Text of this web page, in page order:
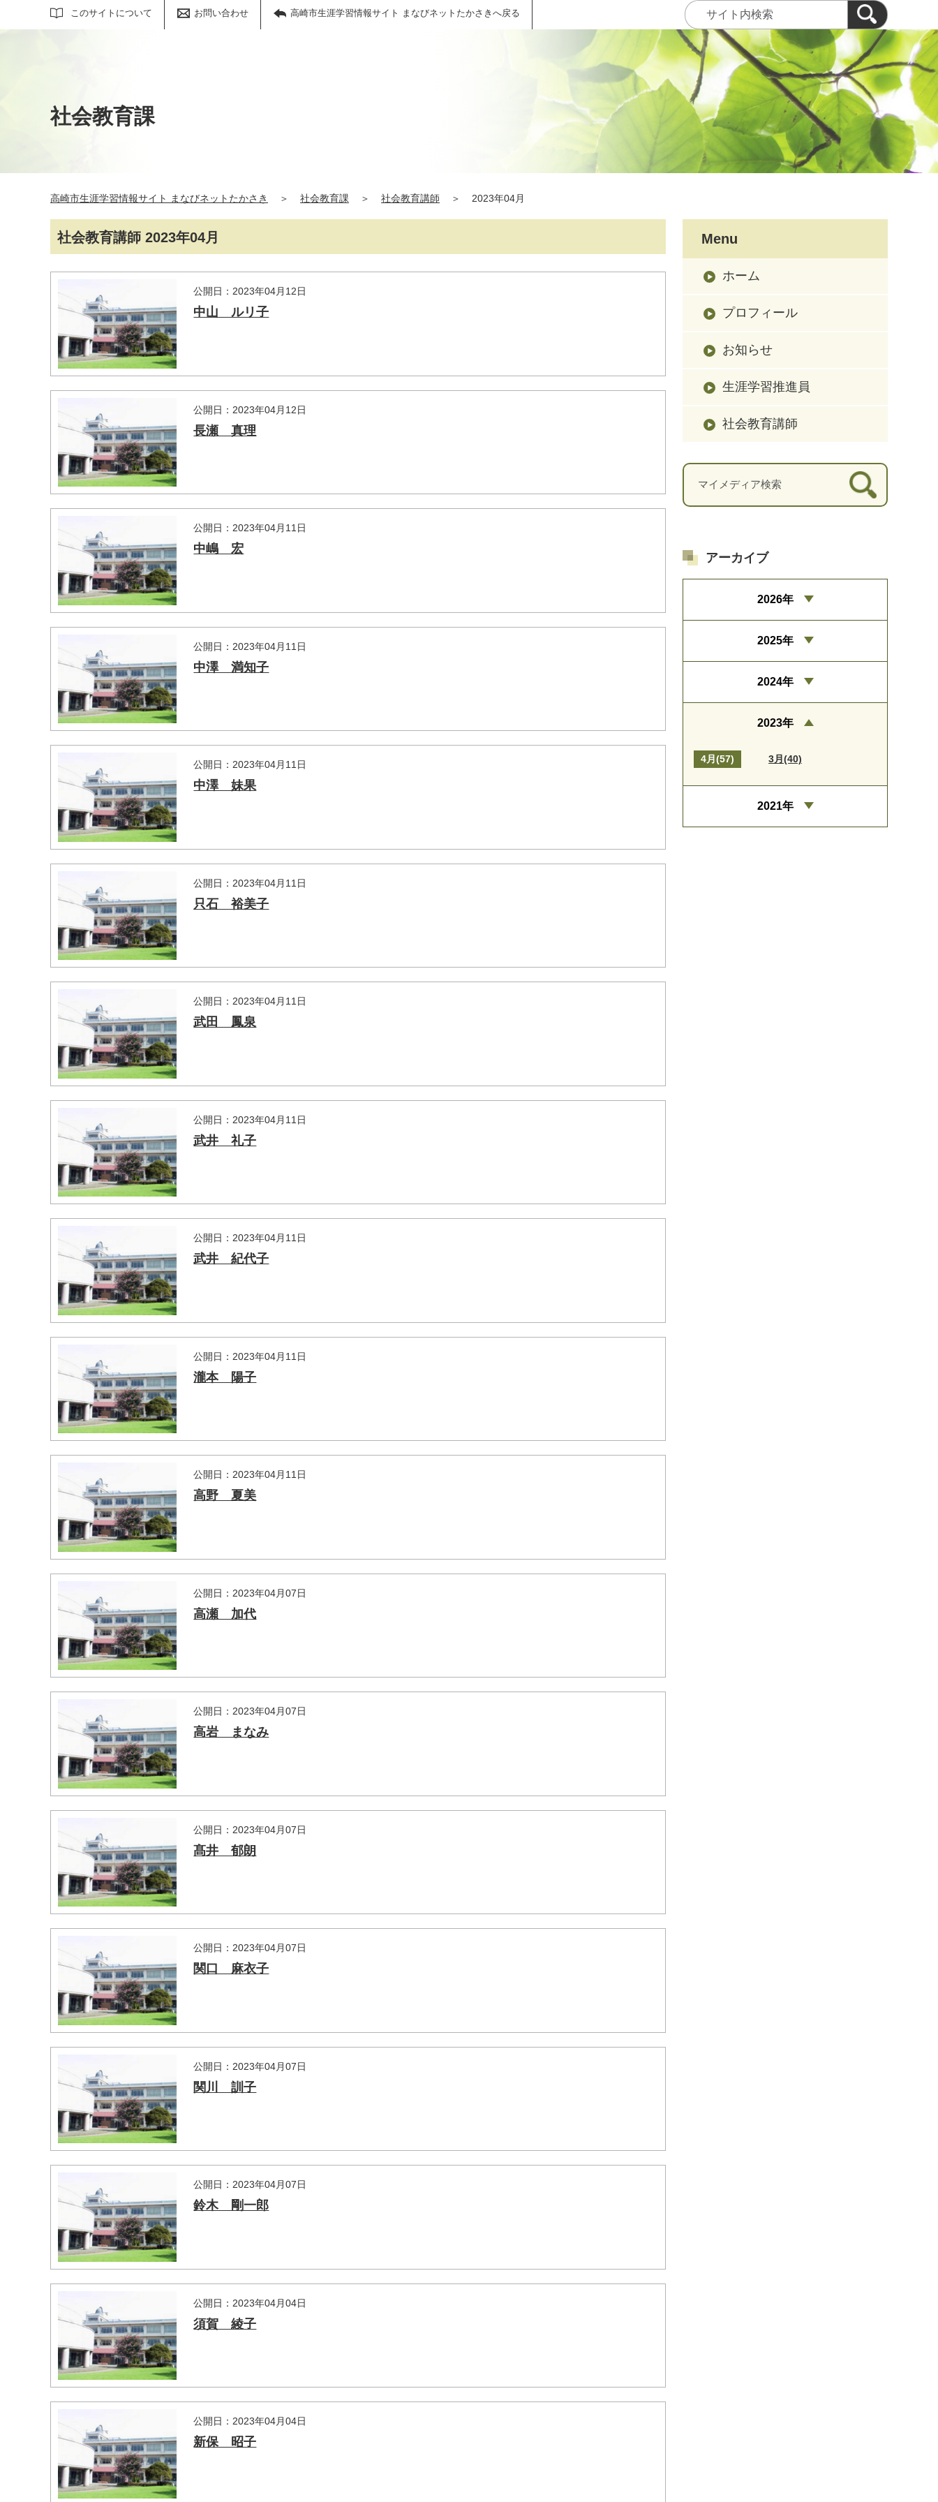
このサイトについて お問い合わせ 高崎市生涯学習情報サイト まなびネットたかさきへ戻る
サイト内検索
社会教育課
高崎市生涯学習情報サイト まなびネットたかさき ＞ 社会教育課 ＞ 社会教育講師 ＞ 2023年04月
社会教育講師 2023年04月
公開日：2023年04月12日
中山 ルリ子
公開日：2023年04月12日
長瀬 真理
公開日：2023年04月11日
中嶋 宏
公開日：2023年04月11日
中澤 満知子
公開日：2023年04月11日
中澤 妹果
公開日：2023年04月11日
只石 裕美子
公開日：2023年04月11日
武田 鳳泉
公開日：2023年04月11日
武井 礼子
公開日：2023年04月11日
武井 紀代子
公開日：2023年04月11日
瀧本 陽子
公開日：2023年04月11日
高野 夏美
公開日：2023年04月07日
高瀬 加代
公開日：2023年04月07日
高岩 まなみ
公開日：2023年04月07日
髙井 郁朗
公開日：2023年04月07日
関口 麻衣子
公開日：2023年04月07日
関川 訓子
公開日：2023年04月07日
鈴木 剛一郎
公開日：2023年04月04日
須賀 綾子
公開日：2023年04月04日
新保 昭子
Menu
ホーム
プロフィール
お知らせ
生涯学習推進員
社会教育講師
マイメディア検索
アーカイブ
2026年
2025年
2024年
2023年
4月(57) 3月(40)
2021年